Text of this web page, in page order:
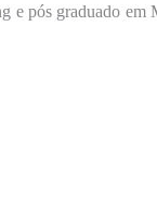
pós graduado em